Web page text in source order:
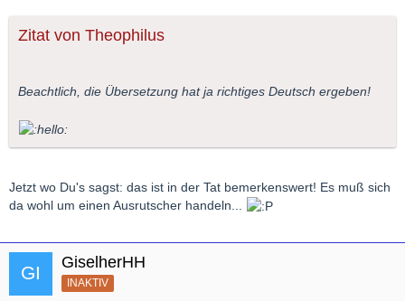
Zitat von Theophilus
Beachtlich, die Übersetzung hat ja richtiges Deutsch ergeben!
Jetzt wo Du's sagst: das ist in der Tat bemerkenswert! Es muß sich
da wohl um einen Ausrutscher handeln...
GiselherHH
INAKTIV